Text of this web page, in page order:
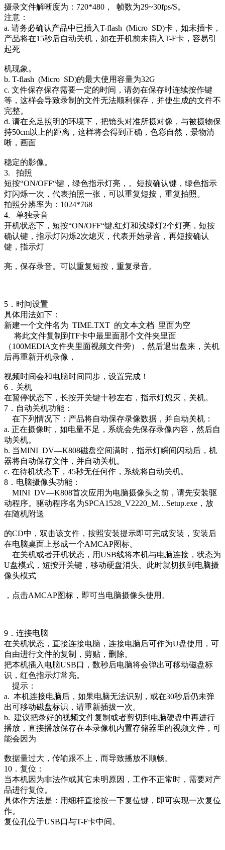
摄录文件解晰度为：720*480， 帧数为29~30fps/S。
注意：
a. 请务必确认产品中已插入T-flash (Micro SD)卡，如未插卡，
产品将在15秒后自动关机，如在开机前未插入T-F卡，容易引
起死
机现象。
b. T-flash (Micro SD)的最大使用容量为32G
c. 文件保存保存需要一定的时间，请勿在保存时连续按作键
等，这样会导致录制的文件无法顺利保存，并使生成的文件不
完整。
d. 请在充足照明的环境下，把镜头对准所摄对像，与被摄物保
持50cm以上的距离，这样将会得到正确，色彩自然，景物清
晰，画面
稳定的影像。
3. 拍照
短按“ON/OFF“键，绿色指示灯亮，。短按确认键，绿色指示
灯闪烁一次，代表拍照一张，可以重复短按，重复拍照。
拍照分辨率为：1024*768
4. 单独录音
开机状态下，短按“ON/OFF“键,红灯和浅绿灯2个灯亮，短按
确认键，指示灯闪烁2次熄灭，代表开始录音，再短按确认
键，指示灯
亮，保存录音。可以重复短按，重复录音。
5．时间设置
具体用法如下：
新建一个文件名为 TIME.TXT 的文本文档 里面为空
将此文件复制到TF卡中最里面那个文件夹里面
（100MEDIA文件夹里面视频文件旁），然后退出盘来，关机
后再重新开机录像，
视频时间会和电脑时间同步，设置完成！
6．关机
在暂停状态下，长按开关键十秒左右，指示灯熄灭，关机。
7．自动关机功能：
在下列情况下：产品将自动保存录像数据，并自动关机：
a. 正在摄像时，如电量不足，系统会先保存录像内容，然后自
动关机。
b. 当MINI DV—K808磁盘空间满时，指示灯瞬间闪动后，机
器将自动保存文件，并自动关机。
c. 在待机状态下，45秒无任何作，系统将自动关机。
8．电脑摄像头功能：
MINI DV—K808首次应用为电脑摄像头之前，请先安装驱
动程序。驱动程序名为SPCA1528_V2220_M…Setup.exe，放
在随机附送
的CD中，双击该文件，按照安装提示即可完成安装，安装后
在电脑桌面上形成一个AMCAP图标。
在关机或者开机状态，用USB线将本机与电脑连接，状态为
U盘模式，短按开关键，移动硬盘消失。此时就切换到电脑摄
像头模式
，点击AMCAP图标，即可当电脑摄像头使用。
9．连接电脑
在关机状态，直接连接电脑，连接电脑后可作为U盘使用，可
自由进行文件的复制，剪贴，删除。
把本机插入电脑USB口，数秒后电脑将会弹出可移动磁盘标
识，红色指示灯常亮。
提示：
a. 本机连接电脑后，如果电脑无法识别，或在30秒后仍未弹
出可移动磁盘标识，请重新插拔一次。
b. 建议把录好的视频文件复制或者剪切到电脑硬盘中再进行
播放，直接播放保存在本录像机内置存储器里的视频文件，可
能会因为
数据量过大，传输跟不上，而导致播放不顺畅。
10．复位：
当本机因为非法作或其它未明原因，工作不正常时，需要对产
品进行复位。
具体作方法是：用细杆直接按一下复位键，即可实现一次复位
作。
复位孔位于USB口与T-F卡中间。